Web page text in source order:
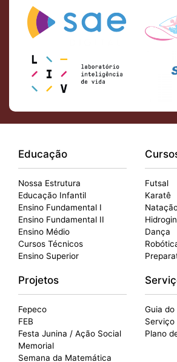
Educação
Nossa Estrutura
Educação Infantil
Ensino Fundamental I
Ensino Fundamental II
Ensino Médio
Cursos Técnicos
Ensino Superior
Futsal
Karatê
Dança
Projetos
Fepeco
FEB
Festa Junina / Ação Social
Memorial
Semana da Matemática
Guia do
Serviço
Plano